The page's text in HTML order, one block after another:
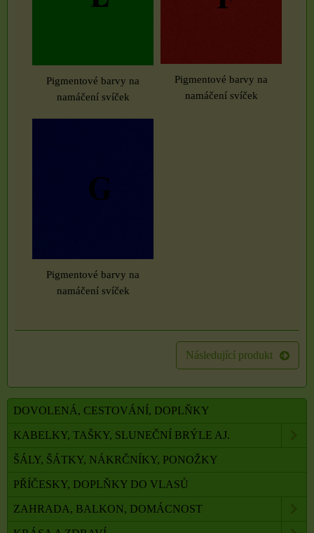
Pigmentové barvy na
namáčení svíček
Pigmentové barvy na
namáčení svíček
Pigmentové barvy na
namáčení svíček
Následující produkt
DOVOLENÁ, CESTOVÁNÍ, DOPLŇKY
KABELKY, TAŠKY, SLUNEČNÍ BRÝLE AJ.
ŠÁLY, ŠÁTKY, NÁKRČNÍKY, PONOŽKY
PŘÍČESKY, DOPLŇKY DO VLASŮ
ZAHRADA, BALKON, DOMÁCNOST